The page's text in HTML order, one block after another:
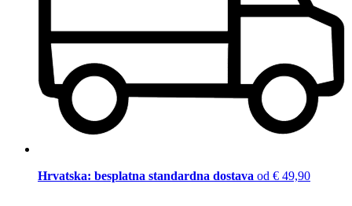
Hrvatska: besplatna standardna dostava od € 49,90